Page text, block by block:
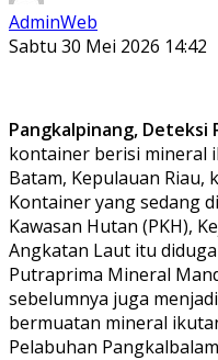
AdminWeb
Sabtu 30 Mei 2026 14:42
Pangkalpinang, Deteksi
kontainer berisi mineral
Batam, Kepulauan Riau,
Kontainer yang sedang
Kawasan Hutan (PKH),
Angkatan Laut itu
Putraprima Mineral
sebelumnya juga
bermuatan mineral
Pelabuhan